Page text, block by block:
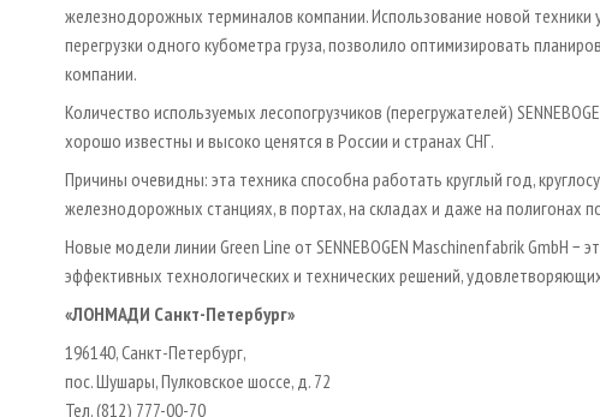
железнодорожных терминалов компании. Использование новой техники
перегрузки одного кубометра груза, позволило оптимизировать
компании.
Количество используемых лесопогрузчиков (перегружателей)
хорошо известны и высоко ценятся в России и странах СНГ.
Причины очевидны: эта техника способна работать круглый год,
железнодорожных станциях, в портах, на складах и даже на
Новые модели линии Green Line от SENNEBOGEN Maschinenfabrik GmbH
эффективных технологических и технических решений,
«ЛОНМАДИ Санкт-Петербург»
196140, Санкт-Петербург,
пос. Шушары, Пулковское шоссе, д. 72
Тел. (812) 777-00-70